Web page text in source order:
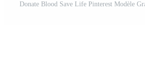
Donate Blood Save Life Pinterest Modèle